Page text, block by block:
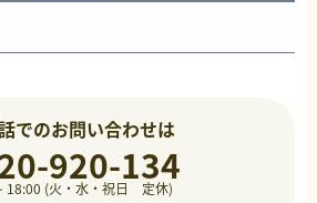
でのお問い合わせは
920-134
18:00 (火・水・祝日 定休)